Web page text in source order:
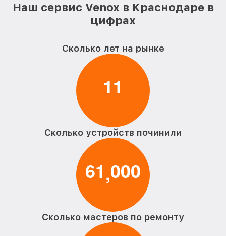
Наш сервис Venox в Краснодаре в
цифрах
Сколько лет на рынке
11
Сколько устройств починили
61,000
Сколько мастеров по ремонту